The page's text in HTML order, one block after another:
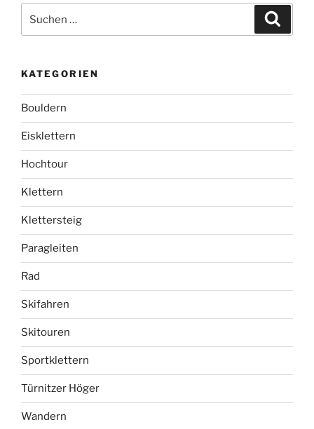
nach:
KATEGORIEN
Bouldern
Eisklettern
Hochtour
Klettern
Klettersteig
Paragleiten
Rad
Skifahren
Skitouren
Sportklettern
Türnitzer Höger
Wandern